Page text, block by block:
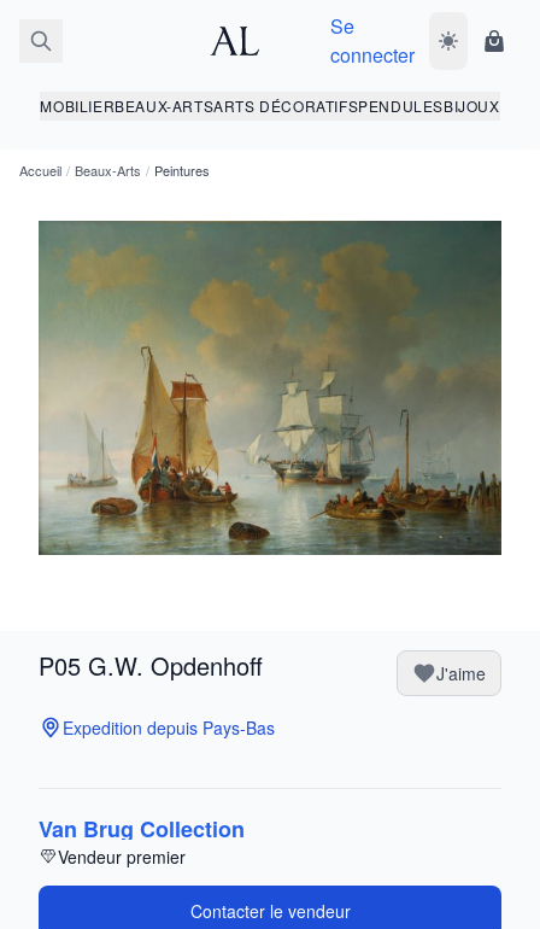
Se
connecter
Basculer le
MOBILIERBEAUX-ARTSARTS DÉCORATIFSPENDULESBIJOUX
Accueil / Beaux-Arts / Peintures
P05 G.W. Opdenhoff J'aime
Expedition depuis Pays-Bas
Van Brug Collection
Vendeur premier
Contacter le vendeur